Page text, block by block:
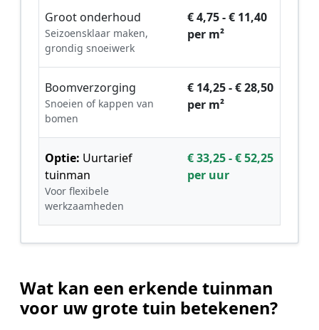
Groot onderhoud
Seizoensklaar maken,
grondig snoeiwerk
€ 4,75 - € 11,40
per m²
Boomverzorging
Snoeien of kappen van
bomen
€ 14,25 - € 28,50
per m²
Optie: Uurtarief
tuinman
Voor flexibele
werkzaamheden
€ 33,25 - € 52,25
per uur
Wat kan een erkende tuinman
voor uw grote tuin betekenen?